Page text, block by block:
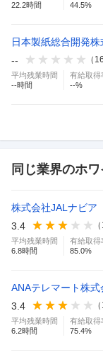
22.2時間
44.5%
日本製紙総合開発株
--
（ 16
平均残業時間
--時間
有給取得
--%
同じ業界のホ
株式会社JALナビア
3.4
（
平均残業時間
6.8時間
有給取得
85.0%
ANAテレマート株式
3.4
（
平均残業時間
6.2時間
有給取得
75.4%